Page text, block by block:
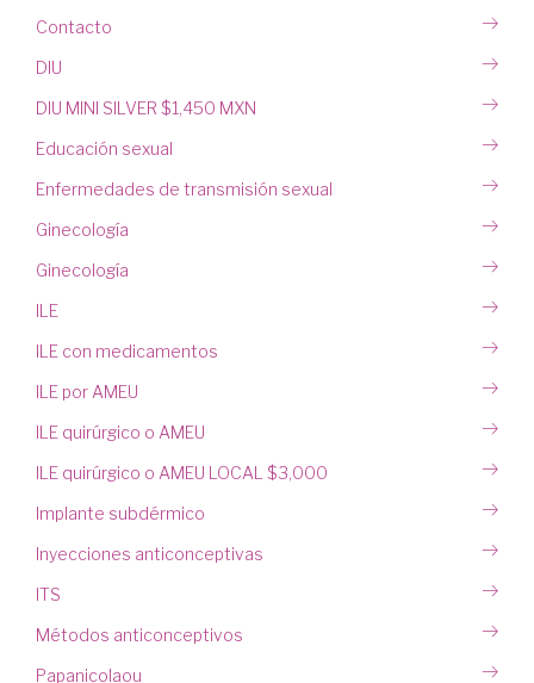
Contacto
DIU
DIU MINI SILVER $1,450 MXN
Educación sexual
Enfermedades de transmisión sexual
Ginecología
Ginecología
ILE
ILE con medicamentos
ILE por AMEU
ILE quirúrgico o AMEU
ILE quirúrgico o AMEU LOCAL $3,000
Implante subdérmico
Inyecciones anticonceptivas
ITS
Métodos anticonceptivos
Papanicolaou